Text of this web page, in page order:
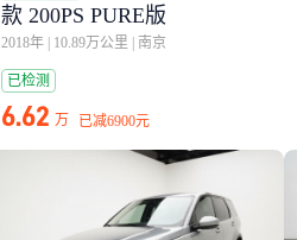
款 200PS PURE版
2018年 10.89万公里 南京
已检测
6.62 万 已减6900元